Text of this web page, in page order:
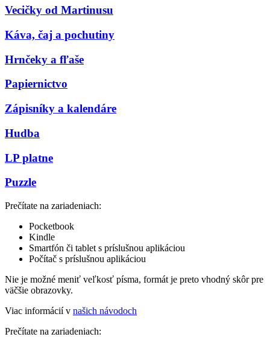
Vecičky od Martinusu
Káva, čaj a pochutiny
Hrnčeky a fľaše
Papiernictvo
Zápisníky a kalendáre
Hudba
LP platne
Puzzle
Prečítate na zariadeniach:
Pocketbook
Kindle
Smartfón či tablet s príslušnou aplikáciou
Počítač s príslušnou aplikáciou
Nie je možné meniť veľkosť písma, formát je preto vhodný skôr pre
väčšie obrazovky.
Viac informácií v našich návodoch
Prečítate na zariadeniach: